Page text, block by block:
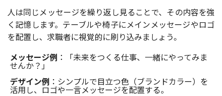
人は同じメッセージを繰り返し見ることで、その内容を強
く記憶します。テーブルや椅子にメインメッセージやロゴ
を配置し、求職者に視覚的に刷り込みましょう。
メッセージ例 ：「未来をつくる仕事、一緒にやってみま
せんか？」
デザイン例 ：シンプルで目立つ色（ブランドカラー）を
活用し、ロゴや一言メッセージを配置する。